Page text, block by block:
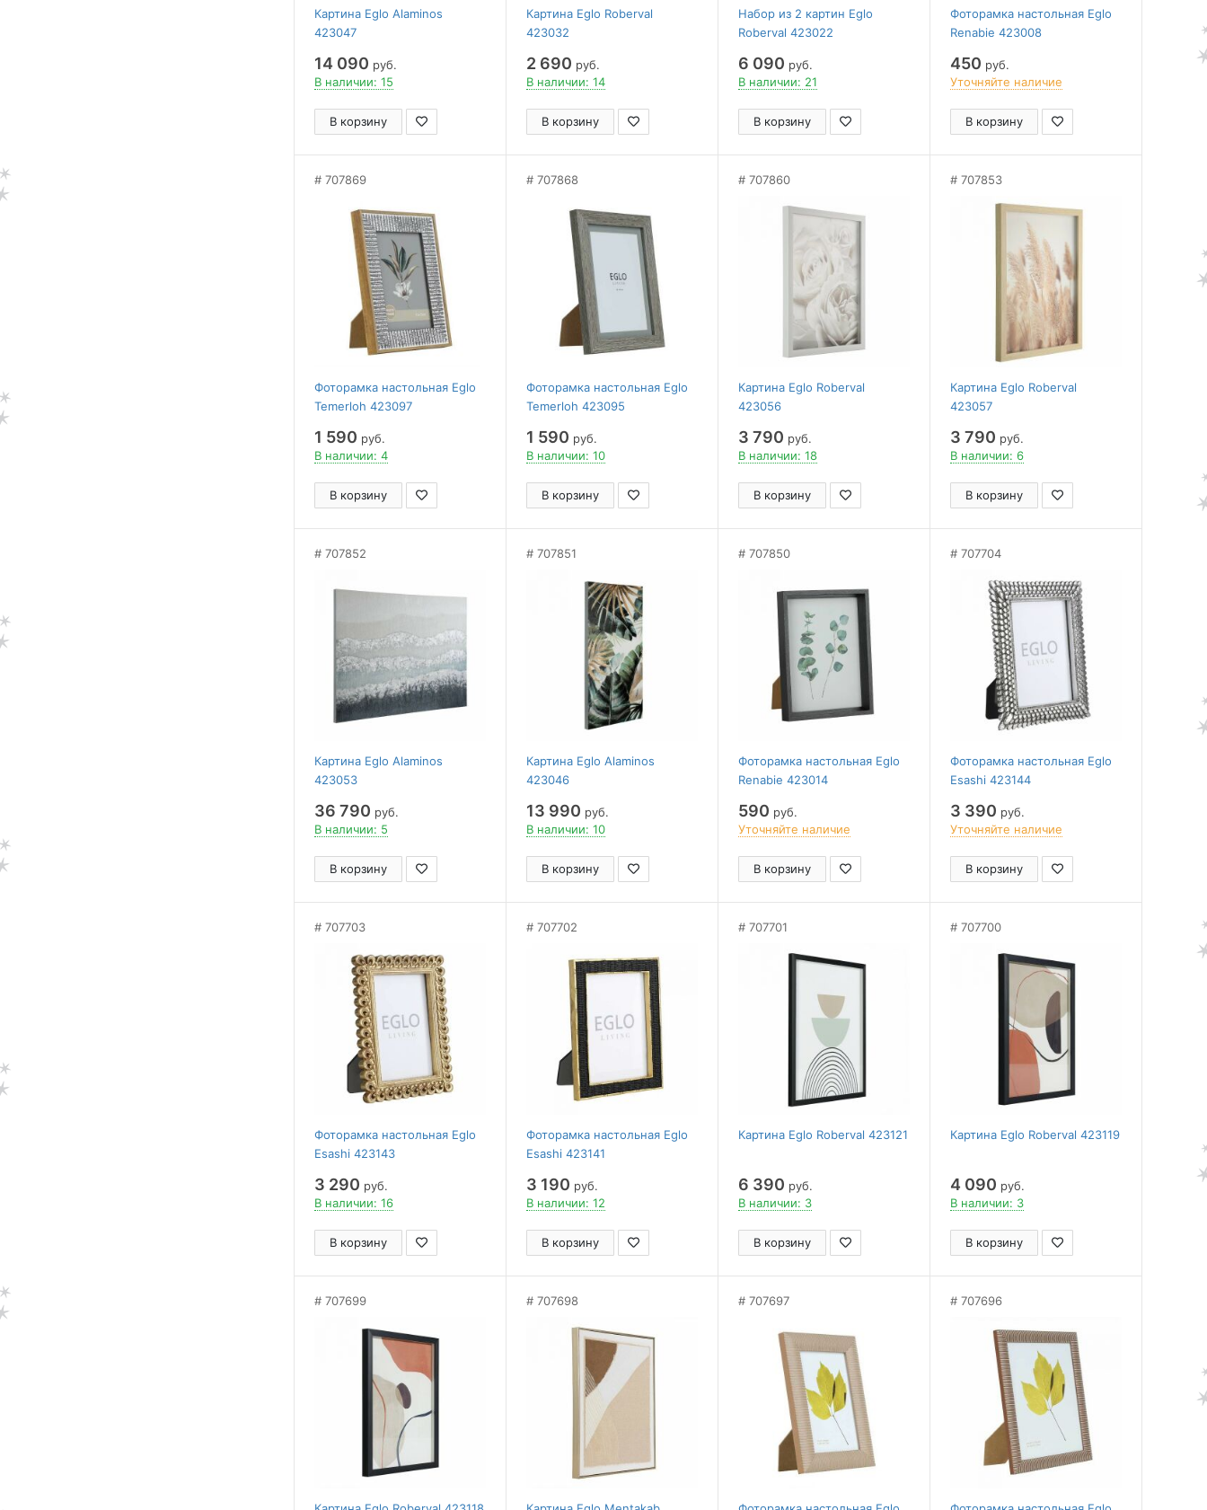
Картина Eglo Alaminos
423047
14 090 руб.
В наличии: 15
В корзину
Картина Eglo Roberval
423032
2 690 руб.
В наличии: 14
В корзину
Набор из 2 картин Eglo
Roberval 423022
6 090 руб.
В наличии: 21
В корзину
Фоторамка настольная Eglo
Renabie 423008
450 руб.
Уточняйте наличие
В корзину
707869
Фоторамка настольная Eglo
Temerloh 423097
1 590 руб.
В наличии: 4
В корзину
707868
Фоторамка настольная Eglo
Temerloh 423095
1 590 руб.
В наличии: 10
В корзину
707860
Картина Eglo Roberval
423056
3 790 руб.
В наличии: 18
В корзину
707853
Картина Eglo Roberval
423057
3 790 руб.
В наличии: 6
В корзину
707852
Картина Eglo Alaminos
423053
36 790 руб.
В наличии: 5
В корзину
707851
Картина Eglo Alaminos
423046
13 990 руб.
В наличии: 10
В корзину
707850
Фоторамка настольная Eglo
Renabie 423014
590 руб.
Уточняйте наличие
В корзину
707704
Фоторамка настольная Eglo
Esashi 423144
3 390 руб.
Уточняйте наличие
В корзину
707703
Фоторамка настольная Eglo
Esashi 423143
3 290 руб.
В наличии: 16
В корзину
707702
Фоторамка настольная Eglo
Esashi 423141
3 190 руб.
В наличии: 12
В корзину
707701
Картина Eglo Roberval 423121
6 390 руб.
В наличии: 3
В корзину
707700
Картина Eglo Roberval 423119
4 090 руб.
В наличии: 3
В корзину
707699 707698 707697 707696